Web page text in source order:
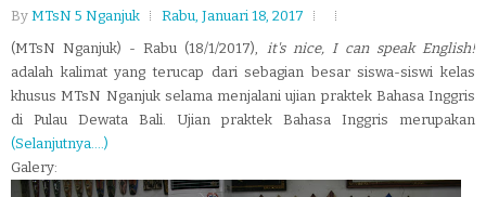
By MTsN 5 Nganjuk
Rabu, Januari 18, 2017
(MTsN Nganjuk) - Rabu (18/1/2017), it's nice, I can speak English!
adalah kalimat yang terucap dari sebagian besar siswa-siswi kelas
khusus MTsN Nganjuk selama menjalani ujian praktek Bahasa Inggris
di Pulau Dewata Bali. Ujian praktek Bahasa Inggris merupakan
(Selanjutnya....)
Galery: